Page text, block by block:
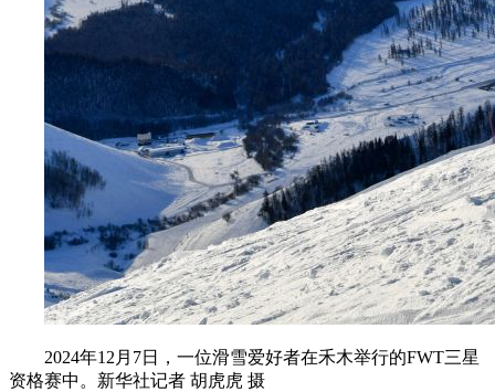
2024年12月7日，一位滑雪爱好者在禾木举行的FWT三星
资格赛中。新华社记者 胡虎虎 摄